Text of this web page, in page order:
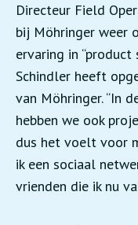
Directeur Field
bij Möhringer weer
ervaring in
Schindler heeft
van Möhringer. “In
hebben we ook
dus het voelt voor
ik een sociaal
vrienden die ik nu